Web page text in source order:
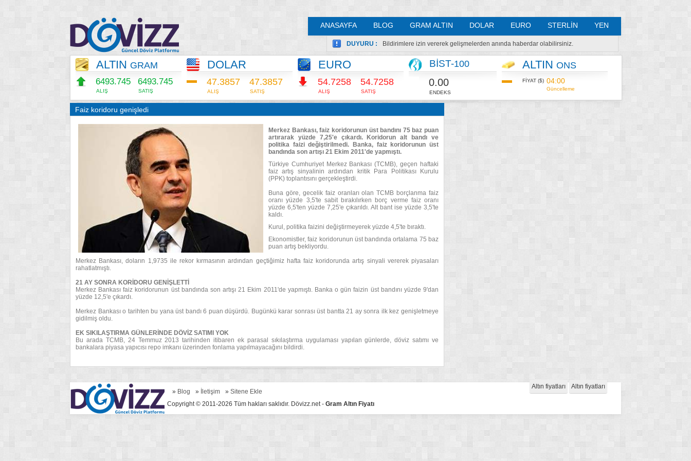
ANASAYFA BLOG GRAM ALTIN DOLAR EURO STERLİN YEN
DUYURU : Bildirimlere izin vererek gelişmelerden anında haberdar olabilirsiniz.
ALTIN GRAM
6493.745
ALIŞ
6493.745
SATIŞ
DOLAR
47.3857
ALIŞ
47.3857
SATIŞ
EURO
54.7264
ALIŞ
54.7264
SATIŞ
BİST-100
0.00
ENDEKS
ALTIN ONS
FİYAT ($) 04:00
Güncelleme
Faiz koridoru genişledi
Merkez Bankası, faiz koridorunun üst bandını 75 baz puan
artırarak yüzde 7,25'e çıkardı. Koridorun alt bandı ve
politika faizi değiştirilmedi. Banka, faiz koridorunun üst
bandında son artışı 21 Ekim 2011'de yapmıştı.
Türkiye Cumhuriyet Merkez Bankası (TCMB), geçen haftaki
faiz artış sinyalinin ardından kritik Para Politikası Kurulu
(PPK) toplantısını gerçekleştirdi.
Buna göre, gecelik faiz oranları olan TCMB borçlanma faiz
oranı yüzde 3,5'te sabit bırakılırken borç verme faiz oranı
yüzde 6,5'ten yüzde 7,25'e çıkarıldı. Alt bant ise yüzde 3,5'te
kaldı.
Kurul, politika faizini değiştirmeyerek yüzde 4,5'te bıraktı.
Ekonomistler, faiz koridorunun üst bandında ortalama 75 baz
puan artış bekliyordu.
Merkez Bankası, doların 1,9735 ile rekor kırmasının ardından geçtiğimiz hafta faiz koridorunda artış sinyali vererek piyasaları
rahatlatmıştı.
21 AY SONRA KORİDORU GENİŞLETTİ
Merkez Bankası faiz koridorunun üst bandında son artışı 21 Ekim 2011'de yapmıştı. Banka o gün faizin üst bandını yüzde 9'dan
yüzde 12,5'e çıkardı.
Merkez Bankası o tarihten bu yana üst bandı 6 puan düşürdü. Bugünkü karar sonrası üst bantta 21 ay sonra ilk kez genişletmeye
gidilmiş oldu.
EK SIKILAŞTIRMA GÜNLERİNDE DÖVİZ SATIMI YOK
Bu arada TCMB, 24 Temmuz 2013 tarihinden itibaren ek parasal sıkılaştırma uygulaması yapılan günlerde, döviz satımı ve
bankalara piyasa yapıcısı repo imkanı üzerinden fonlama yapılmayacağını bildirdi.
Altın fiyatları Altın fiyatları
» Blog » İletişim » Sitene Ekle
Copyright © 2011-2026 Tüm hakları saklıdır. Dövizz.net - Gram Altın Fiyatı